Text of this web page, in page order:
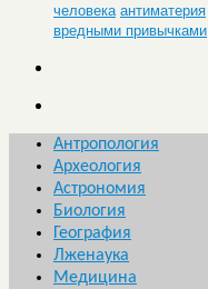
человека антиматерия
вредными привычками
Антропология
Археология
Астрономия
Биология
География
Лженаука
Медицина